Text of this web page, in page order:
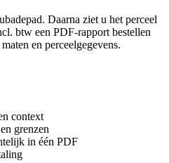
Daarna ziet u het perceel
btw een PDF-rapport bestellen
en perceelgegevens.
context
grenzen
in één PDF